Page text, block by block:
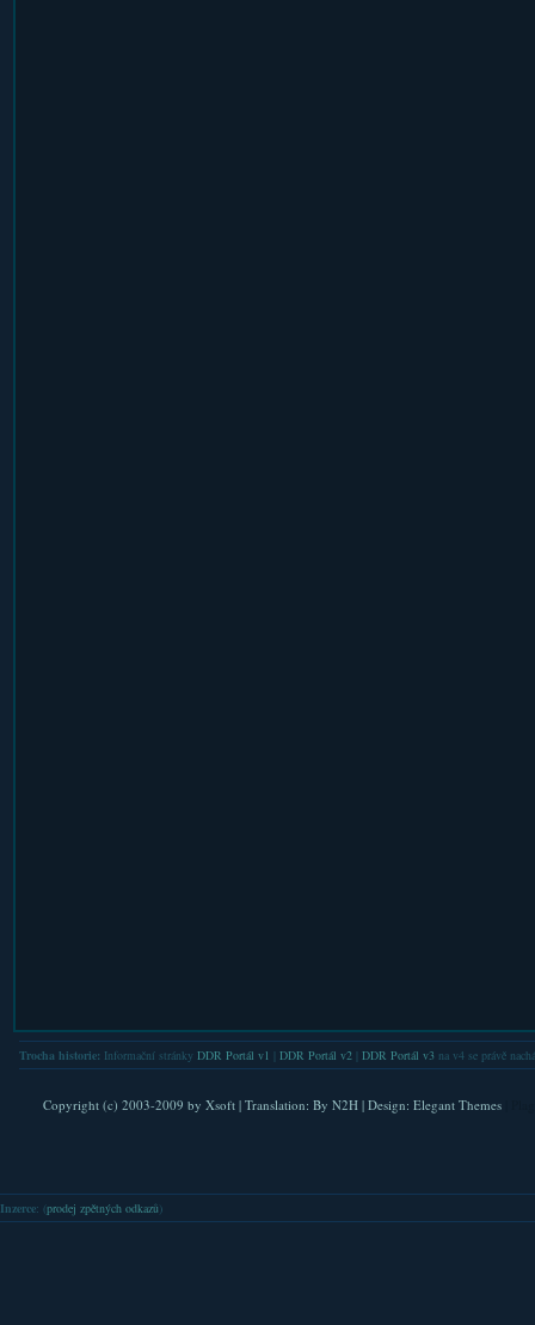
Trocha historie: Informační stránky DDR Portál v1 DDR Portál v2| DDR Portál v3na v4 se právě
Copyright (c) 2003-2009 by Xsoft| Translation: By N2H| Design: Elegant Themes
Inzerce: (prodej zpětných odkazů )